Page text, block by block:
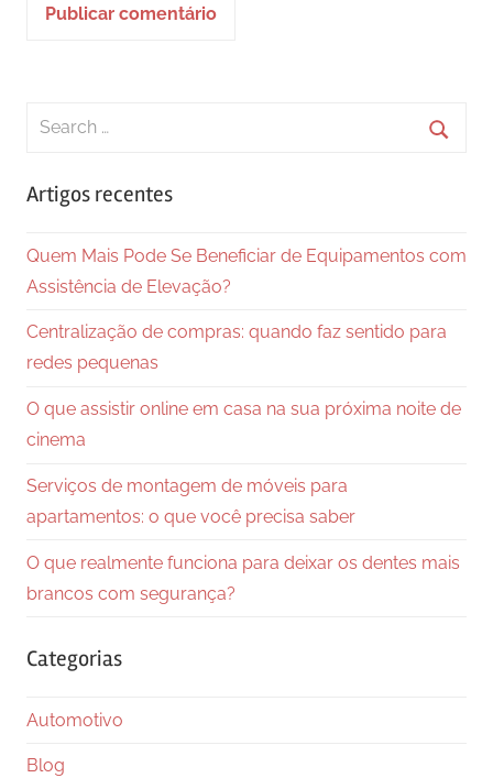
Search
Artigos recentes
Quem Mais Pode Se Beneficiar de Equipamentos com
Assistência de Elevação?
Centralização de compras: quando faz sentido para
redes pequenas
O que assistir online em casa na sua próxima noite de
cinema
Serviços de montagem de móveis para
apartamentos: o que você precisa saber
O que realmente funciona para deixar os dentes mais
brancos com segurança?
Categorias
Automotivo
Blog